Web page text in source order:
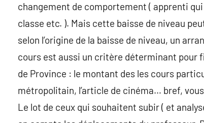
changement de comportement ( apprenti
classe etc. ). Mais cette baisse de niveau
selon l’origine de la baisse de niveau, un
cours est aussi un critère déterminant pour
de Province : le montant des les cours
métropolitain, l’article de cinéma… bref,
Le lot de ceux qui souhaitent subir ( et